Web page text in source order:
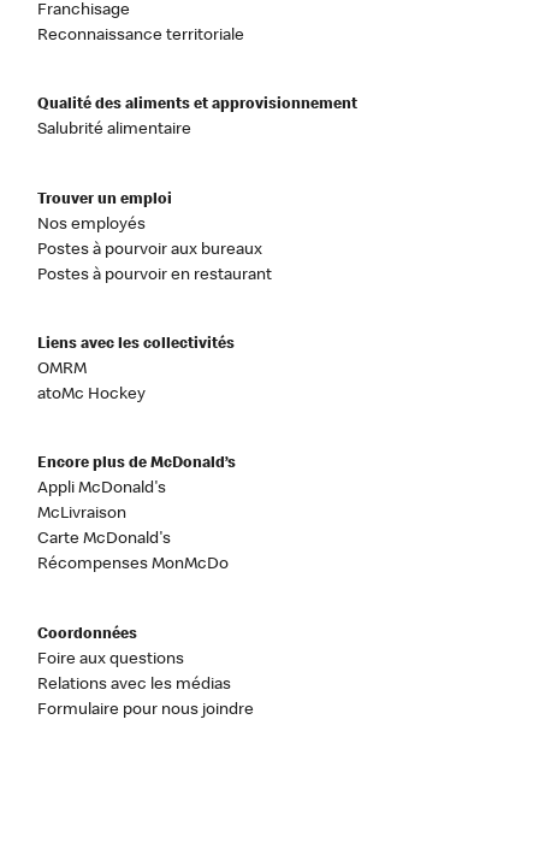
Franchisage
Reconnaissance territoriale
Qualité des aliments et approvisionnement
Salubrité alimentaire
Trouver un emploi
Nos employés
Postes à pourvoir aux bureaux
Postes à pourvoir en restaurant
Liens avec les collectivités
OMRM
atoMc Hockey
Encore plus de McDonald’s
Appli McDonald's
McLivraison
Carte McDonald's
Récompenses MonMcDo
Coordonnées
Foire aux questions
Relations avec les médias
Formulaire pour nous joindre